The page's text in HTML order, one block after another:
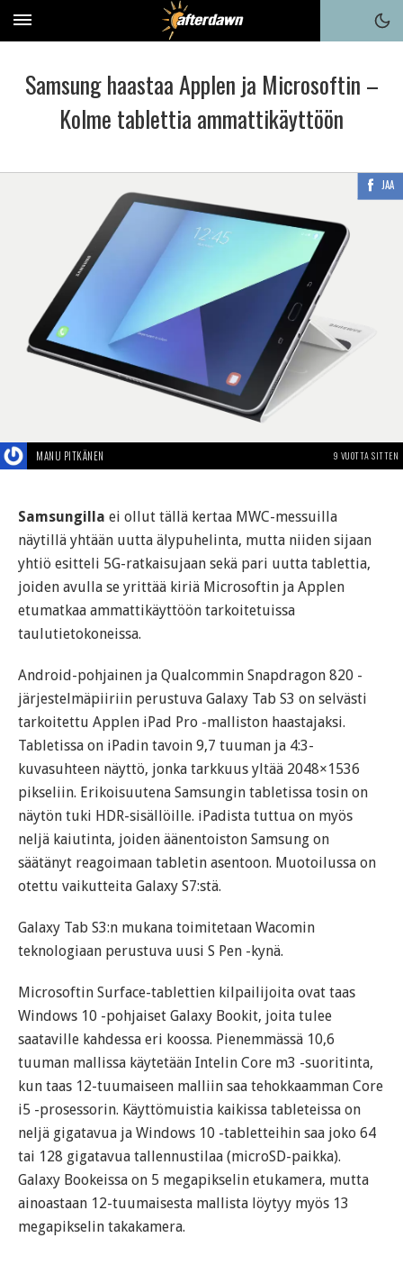
Samsung haastaa Applen ja Microsoftin –
Kolme tablettia ammattikäyttöön
JAA
MANU PITKÄNEN 9 VUOTTA SITTEN
Samsungilla ei ollut tällä kertaa MWC-messuilla
näytillä yhtään uutta älypuhelinta, mutta niiden sijaan
yhtiö esitteli 5G-ratkaisujaan sekä pari uutta tablettia,
joiden avulla se yrittää kiriä Microsoftin ja Applen
etumatkaa ammattikäyttöön tarkoitetuissa
taulutietokoneissa.
Android-pohjainen ja Qualcommin Snapdragon 820 -
järjestelmäpiiriin perustuva Galaxy Tab S3 on selvästi
tarkoitettu Applen iPad Pro -malliston haastajaksi.
Tabletissa on iPadin tavoin 9,7 tuuman ja 4:3-
kuvasuhteen näyttö, jonka tarkkuus yltää 2048×1536
pikseliin. Erikoisuutena Samsungin tabletissa tosin on
näytön tuki HDR-sisällöille. iPadista tuttua on myös
neljä kaiutinta, joiden äänentoiston Samsung on
säätänyt reagoimaan tabletin asentoon. Muotoilussa on
otettu vaikutteita Galaxy S7:stä.
Galaxy Tab S3:n mukana toimitetaan Wacomin
teknologiaan perustuva uusi S Pen -kynä.
Microsoftin Surface-tablettien kilpailijoita ovat taas
Windows 10 -pohjaiset Galaxy Bookit, joita tulee
saataville kahdessa eri koossa. Pienemmässä 10,6
tuuman mallissa käytetään Intelin Core m3 -suoritinta,
kun taas 12-tuumaiseen malliin saa tehokkaamman Core
i5 -prosessorin. Käyttömuistia kaikissa tableteissa on
neljä gigatavua ja Windows 10 -tabletteihin saa joko 64
tai 128 gigatavua tallennustilaa (microSD-paikka).
Galaxy Bookeissa on 5 megapikselin etukamera, mutta
ainoastaan 12-tuumaisesta mallista löytyy myös 13
megapikselin takakamera.